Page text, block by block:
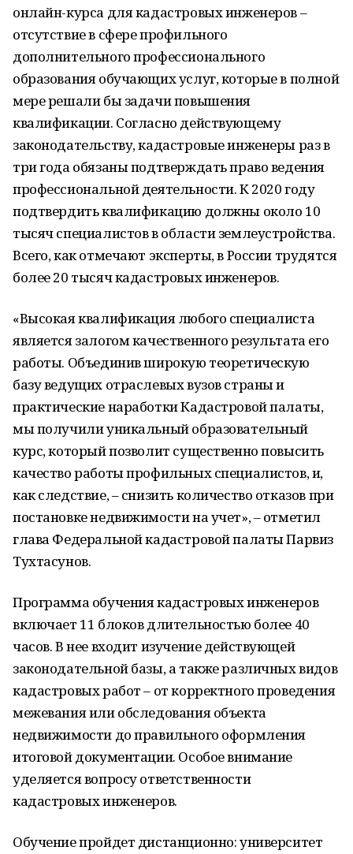
онлайн-курса для кадастровых инженеров –
отсутствие в сфере профильного
дополнительного профессионального
образования обучающих услуг, которые в полной
мере решали бы задачи повышения
квалификации. Согласно действующему
законодательству, кадастровые инженеры раз в
три года обязаны подтверждать право ведения
профессиональной деятельности. К 2020 году
подтвердить квалификацию должны около 10
тысяч специалистов в области землеустройства.
Всего, как отмечают эксперты, в России трудятся
более 20 тысяч кадастровых инженеров.
«Высокая квалификация любого специалиста
является залогом качественного результата его
работы. Объединив широкую теоретическую
базу ведущих отраслевых вузов страны и
практические наработки Кадастровой палаты,
мы получили уникальный образовательный
курс, который позволит существенно повысить
качество работы профильных специалистов, и,
как следствие, – снизить количество отказов при
постановке недвижимости на учет», – отметил
глава Федеральной кадастровой палаты Парвиз
Тухтасунов.
Программа обучения кадастровых инженеров
включает 11 блоков длительностью более 40
часов. В нее входит изучение действующей
законодательной базы, а также различных видов
кадастровых работ – от корректного проведения
межевания или обследования объекта
недвижимости до правильного оформления
итоговой документации. Особое внимание
уделяется вопросу ответственности
кадастровых инженеров.
Обучение пройдет дистанционно: университет